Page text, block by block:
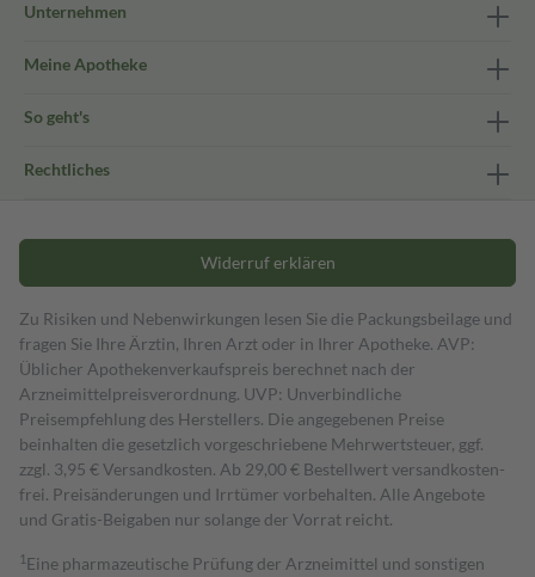
Unternehmen
Meine Apotheke
So geht's
Rechtliches
Widerruf erklären
Zu Risiken und Nebenwirkungen lesen Sie die Packungsbeilage und
fragen Sie Ihre Ärztin, Ihren Arzt oder in Ihrer Apotheke. AVP:
Üblicher Apothekenverkaufspreis berechnet nach der
Arzneimittelpreisverordnung. UVP: Unverbindliche
Preisempfehlung des Herstellers. Die angegebenen Preise
beinhalten die gesetzlich vorgeschriebene Mehrwertsteuer, ggf.
zzgl. 3,95 € Versandkosten. Ab 29,00 € Bestell­wert versand­kosten­
frei. Preisänderungen und Irrtümer vorbehalten. Alle Angebote
und Gratis-Beigaben nur solange der Vorrat reicht.
1 Eine pharmazeutische Prüfung der Arzneimittel und sonstigen